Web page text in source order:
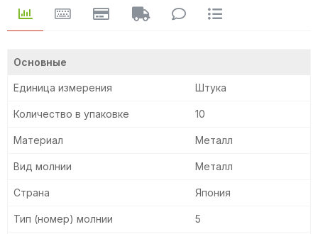
Основные
Единица измерения Штука
Количество в упаковке 10
Материал Металл
Вид молнии Металл
Страна Япония
Тип (номер) молнии 5